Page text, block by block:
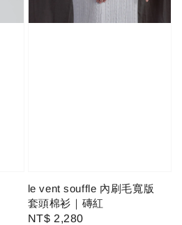
le vent souffle 內刷毛寬版
套頭棉衫｜磚紅
Regular
NT$ 2,280